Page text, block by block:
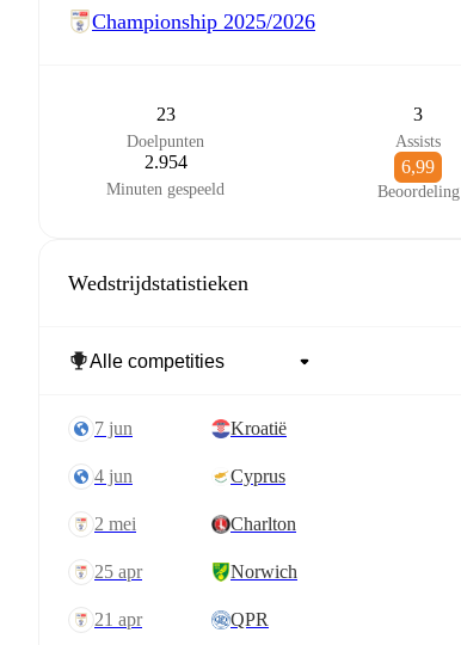
Championship 2025/2026
23
Doelpunten
3
Assists
2.954
Minuten gespeeld
6,99
Beoordeling
Wedstrijdstatistieken
7 jun Kroatië
4 jun Cyprus
2 mei Charlton
25 apr Norwich
21 apr QPR